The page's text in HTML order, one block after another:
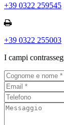
+39 0322 259545
+39 0322 255003
I campi